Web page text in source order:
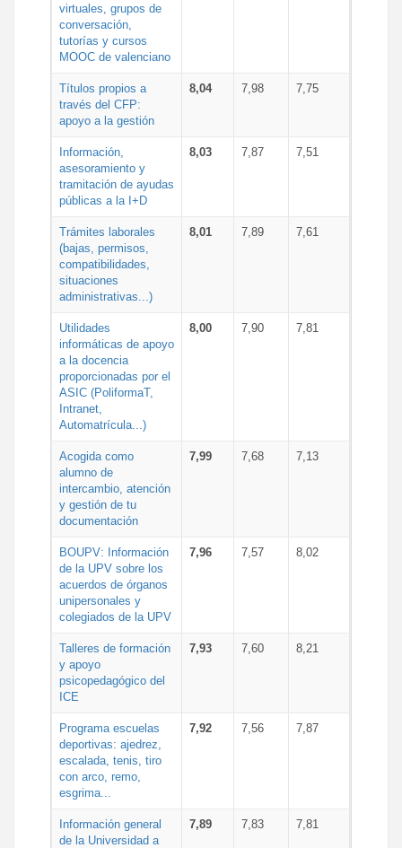
virtuales, grupos de
conversación,
tutorías y cursos
MOOC de valenciano
Títulos propios a
través del CFP:
apoyo a la gestión
8,04 7,98 7,75
Información,
asesoramiento y
tramitación de ayudas
públicas a la I+D
8,03 7,87 7,51
Trámites laborales
(bajas, permisos,
compatibilidades,
situaciones
administrativas...)
8,01 7,89 7,61
Utilidades
informáticas de apoyo
a la docencia
proporcionadas por el
ASIC (PoliformaT,
Intranet,
Automatrícula...)
8,00 7,90 7,81
Acogida como
alumno de
intercambio, atención
y gestión de tu
documentación
7,99 7,68 7,13
BOUPV: Información
de la UPV sobre los
acuerdos de órganos
unipersonales y
colegiados de la UPV
7,96 7,57 8,02
Talleres de formación
y apoyo
psicopedagógico del
ICE
7,93 7,60 8,21
Programa escuelas
deportivas: ajedrez,
escalada, tenis, tiro
con arco, remo,
esgrima...
7,92 7,56 7,87
Información general
de la Universidad a
7,89 7,83 7,81